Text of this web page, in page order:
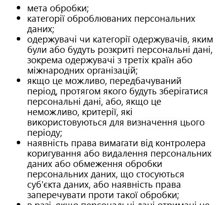
мета обробки;
категорії оброблюваних персональних
даних;
одержувачі чи категорії одержувачів, яким
були або будуть розкриті персональні дані,
зокрема одержувачі з третіх країн або
міжнародних організацій;
якщо це можливо, передбачуваний
період, протягом якого будуть зберігатися
персональні дані, або, якщо це
неможливо, критерії, які
використовуються для визначення цього
періоду;
наявність права вимагати від контролера
коригування або видалення персональних
даних або обмеження обробки
персональних даних, що стосуються
суб'єкта даних, або наявність права
заперечувати проти такої обробки;